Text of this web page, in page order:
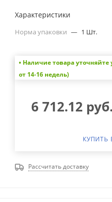
Характеристики
Норма упаковки — 1 Шт.
• Наличие товара уточняйте
от 14-16 недель)
6 712.12 руб.
КУПИТЬ
Рассчитать доставку